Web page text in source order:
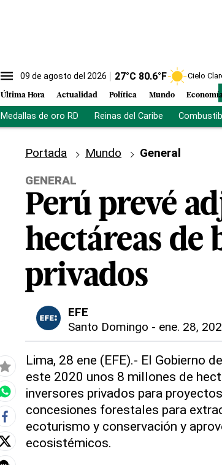
09 de agosto del 2026 27°C 80.6°F Cielo
Última Hora Actualidad Política Mundo
Medallas de oro RD Reinas del Caribe
Portada Mundo
General
GENERAL
Perú prevé
hectáreas de
privados
EFE
Santo Domingo - ene. 28,
Lima, 28 ene (EFE).- El Gobierno
este 2020 unos 8 millones de
inversores privados para
concesiones forestales para
ecoturismo y conservación y
ecosistémicos.